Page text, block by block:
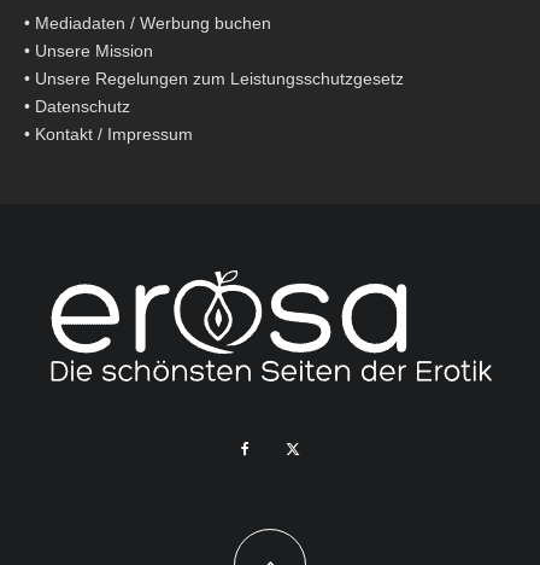
• Mediadaten / Werbung buchen
• Unsere Mission
• Unsere Regelungen zum Leistungsschutzgesetz
• Datenschutz
• Kontakt / Impressum